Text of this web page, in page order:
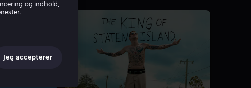
og indhold,
Jeg accepterer